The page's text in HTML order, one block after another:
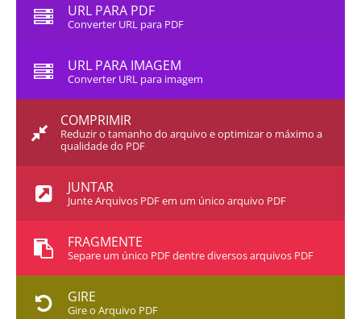
URL PARA PDF
Converter URL para PDF
URL PARA IMAGEM
Converter URL para imagem
COMPRIMIR
Reduzir o tamanho do arquivo e optimizar o máximo a
qualidade do PDF
JUNTAR
Junte Arquivos PDF em um único arquivo PDF
FRAGMENTE
Separe um único PDF dentre diversos arquivos PDF
GIRE
Gire o Arquivo PDF